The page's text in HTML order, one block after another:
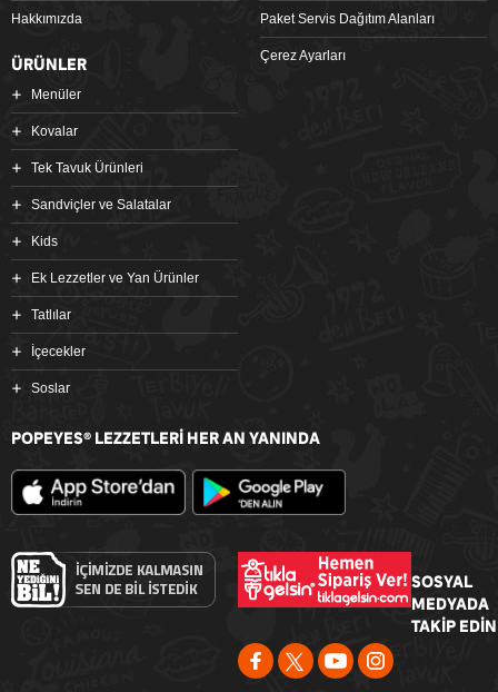
Hakkımızda Paket Servis Dağıtım Alanları
Çerez Ayarları
ÜRÜNLER
Menüler
Kovalar
Tek Tavuk Ürünleri
Sandviçler ve Salatalar
Kids
Ek Lezzetler ve Yan Ürünler
Tatlılar
İçecekler
Soslar
POPEYES® LEZZETLERİ HER AN YANINDA
SOSYAL
MEDYADA
TAKİP EDİN